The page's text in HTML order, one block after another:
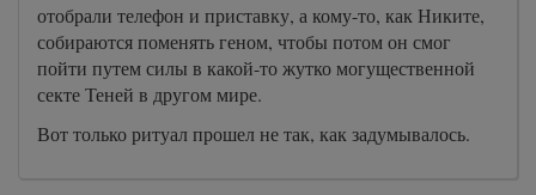
отобрали телефон и приставку, а кому-то, как Никите,
собираются поменять геном, чтобы потом он смог
пойти путем силы в какой-то жутко могущественной
секте Теней в другом мире.
Вот только ритуал прошел не так, как задумывалось.